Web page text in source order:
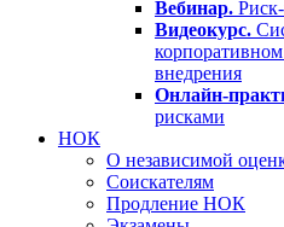
Вебинар.
Видеокурс.
внедрения
Онлайн-
рисками
НОК
О независимой
Соискателям
Продление НОК